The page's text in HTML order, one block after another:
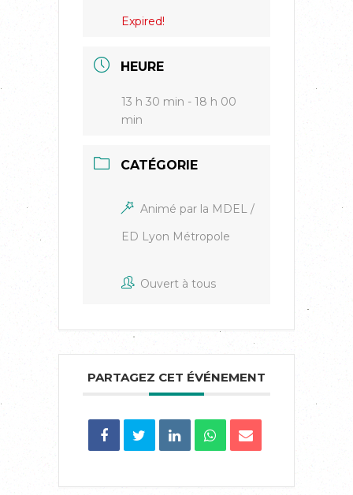
Expired!
HEURE
13 h 30 min - 18 h 00
min
CATÉGORIE
Animé par la MDEL /
ED Lyon Métropole
Ouvert à tous
PARTAGEZ CET ÉVÉNEMENT